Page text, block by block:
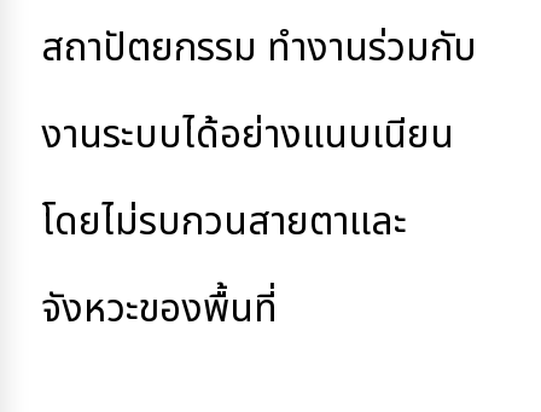
สถาปัตยกรรม ทำงานร่วมกับ
งานระบบได้อย่างแนบเนียน
โดยไม่รบกวนสายตาและ
จังหวะของพื้นที่